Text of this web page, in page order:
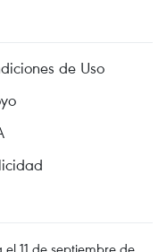
de Uso